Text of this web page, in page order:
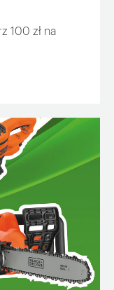
100 zł na